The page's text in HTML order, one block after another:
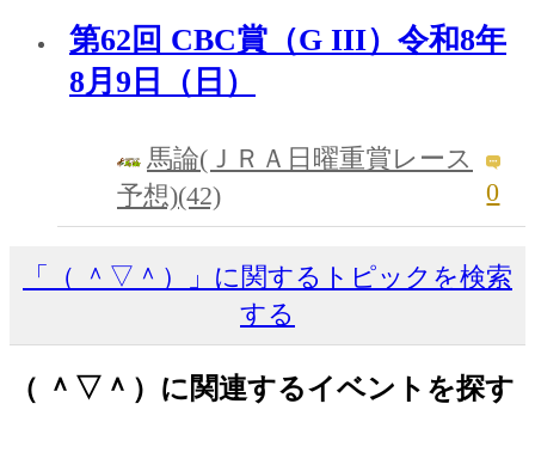
第62回 CBC賞（G III）令和8年
8月9日（日）
馬論(ＪＲＡ日曜重賞レース
予想)(42)
0
「（ ＾▽＾）」に関するトピックを検索
する
（ ＾▽＾）に関連するイベントを探す